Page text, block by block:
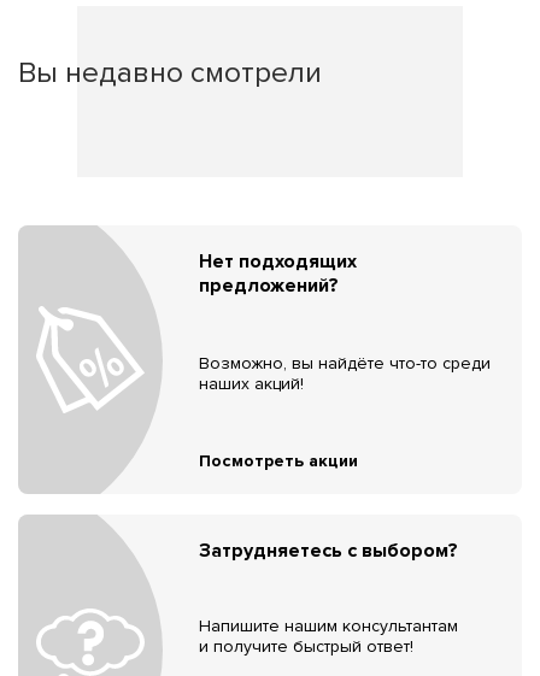
Вы недавно смотрели
Нет подходящих
предложений?
Возможно, вы найдёте что-то среди
наших акций!
Посмотреть акции
Затрудняетесь с выбором?
Напишите нашим консультантам
и получите быстрый ответ!